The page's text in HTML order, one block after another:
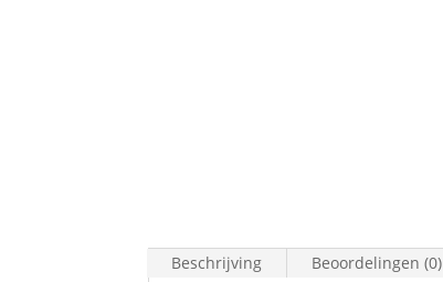
Beschrijving Beoordelingen (0)